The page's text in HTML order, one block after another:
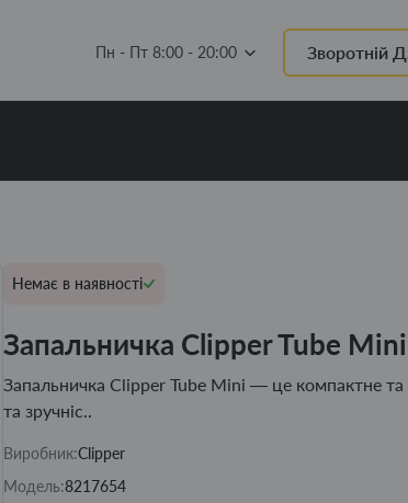
Пн - Пт 8:00 - 20:00 Зворотній
Немає в наявності
Запальничка Clipper Tube Mini
Запальничка Clipper Tube Mini — це компактне та
та зручніс..
Виробник:Clipper
Модель:8217654